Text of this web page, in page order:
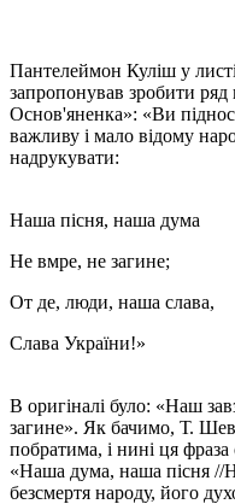
Пантелеймон Куліш у
запропонував зробити
Основ'яненка»: «Ви
важливу і мало відому
надрукувати:
Наша пісня, наша дума
Не вмре, не загине;
От де, люди, наша слава,
Слава України!»
В оригіналі було: «Наш
загине». Як бачимо, Т.
побратима, і нині ця
«Наша дума, наша пісня //
безсмертя народу, його